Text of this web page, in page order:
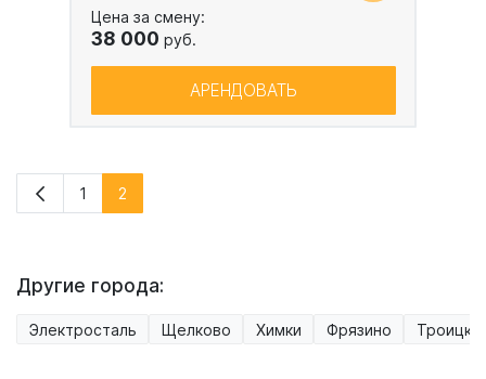
Цена за смену:
38 000 руб.
АРЕНДОВАТЬ
1 2
Другие города:
Электросталь Щелково Химки Фрязино Троицк